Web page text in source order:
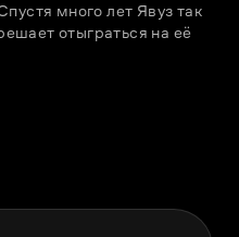
много лет Явуз так
отыграться на её